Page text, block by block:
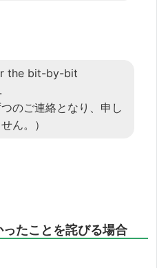
the bit-by-bit
つのご連絡となり、申し
ん。）
たことを詫びる場合